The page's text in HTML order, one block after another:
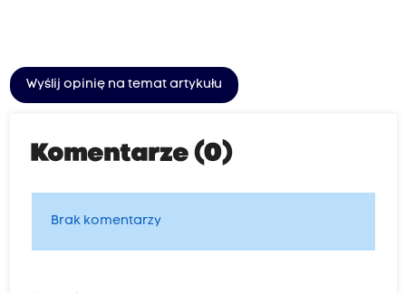
Wyślij opinię na temat artykułu
Komentarze (0)
Brak komentarzy